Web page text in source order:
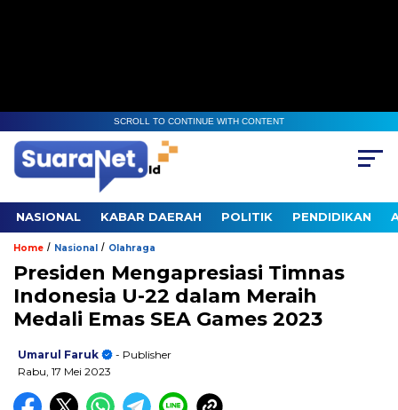
SCROLL TO CONTINUE WITH CONTENT
NASIONAL KABAR DAERAH POLITIK PENDIDIKAN
Home / Nasional / Olahraga
Presiden Mengapresiasi Timnas
Indonesia U-22 dalam Meraih
Medali Emas SEA Games 2023
Umarul Faruk
- Publisher
Rabu, 17 Mei 2023